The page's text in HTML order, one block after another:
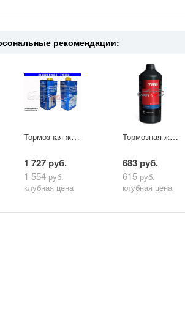
2017)
0W-20 (5 л)
рекомендации:
Тормозная жидкость ATE Dot4 1л
1 727 руб.
1 554 руб.
клубная цена
Тормозная жидкость TRW Dot4 0.5л
683 руб.
615 руб.
клубная цена